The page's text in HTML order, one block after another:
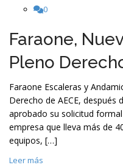
0
Faraone,
Pleno
Faraone Escaleras y
Derecho de AECE, después
aprobado su solicitud
empresa que lleva más de
equipos, […]
Leer más